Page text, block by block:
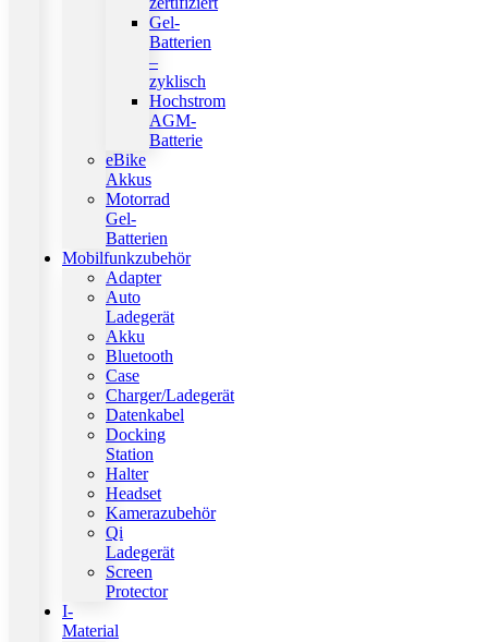
Gel-
Batterien
–
zyklisch
Hochstrom
AGM-
Batterie
eBike
Akkus
Motorrad
Gel-
Batterien
Mobilfunkzubehör
Adapter
Auto
Ladegerät
Akku
Bluetooth
Case
Charger/Ladegerät
Datenkabel
Docking
Station
Halter
Headset
Kamerazubehör
Qi
Ladegerät
Screen
Protector
I-
Material